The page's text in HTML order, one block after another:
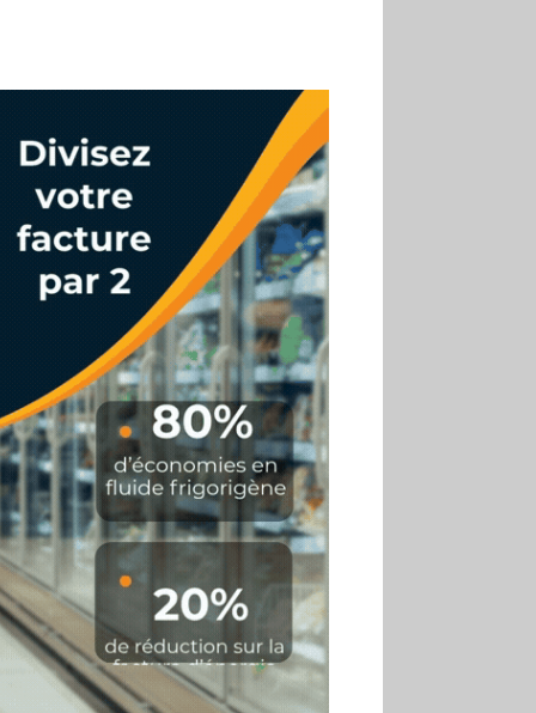
investissements pour
réduire sa consommation
d’eau
01.07
Aldi Studio lance sa
première collection capsule
inspirée de ses codes
visuels
01.07
Cafom annonce
des résultats semestriels en
hausse, portés par le e-
commerce
30.06
La Sportiva affiche
une croissance solide en
2025
30.06
Marie Cheval
réélue présidente de la Fact